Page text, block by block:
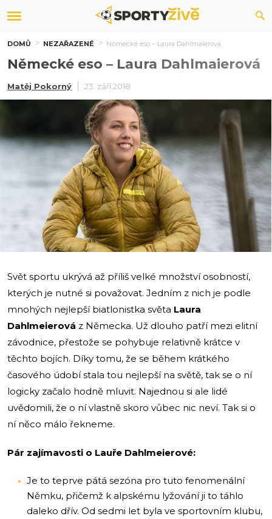
DOMŮ NEZAŘAZENÉ Německé eso – Laura Dahlmaierová
Německé eso – Laura Dahlmaierová
Matěj Pokorný 23. září 2018
Svět sportu ukrývá až příliš velké množství osobností,
kterých je nutné si považovat. Jedním z nich je podle
mnohých nejlepší biatlonistka světa Laura
Dahlmeierová z Německa. Už dlouho patří mezi elitní
závodnice, přestože se pohybuje relativně krátce v
těchto bojích. Díky tomu, že se během krátkého
časového údobí stala tou nejlepší na světě, tak se o ní
logicky začalo hodně mluvit. Najednou si ale lidé
uvědomili, že o ní vlastně skoro vůbec nic neví. Tak si o
ní něco málo řekneme.
Pár zajímavosti o Lauře Dahlmeierové:
Je to teprve pátá sezóna pro tuto fenomenální
Němku, přičemž k alpskému lyžování ji to táhlo
daleko dřív. Od sedmi let byla ve sportovním klubu,